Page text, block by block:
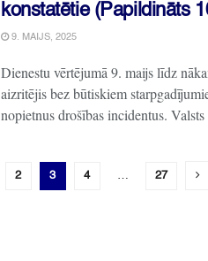
konstatētie (Papildināts
9. MAIJS, 2025
Dienestu vērtējumā 9. maijs līdz
aizritējis bez būtiskiem
nopietnus drošības incidentus. Valsts
2 3 4 … 27